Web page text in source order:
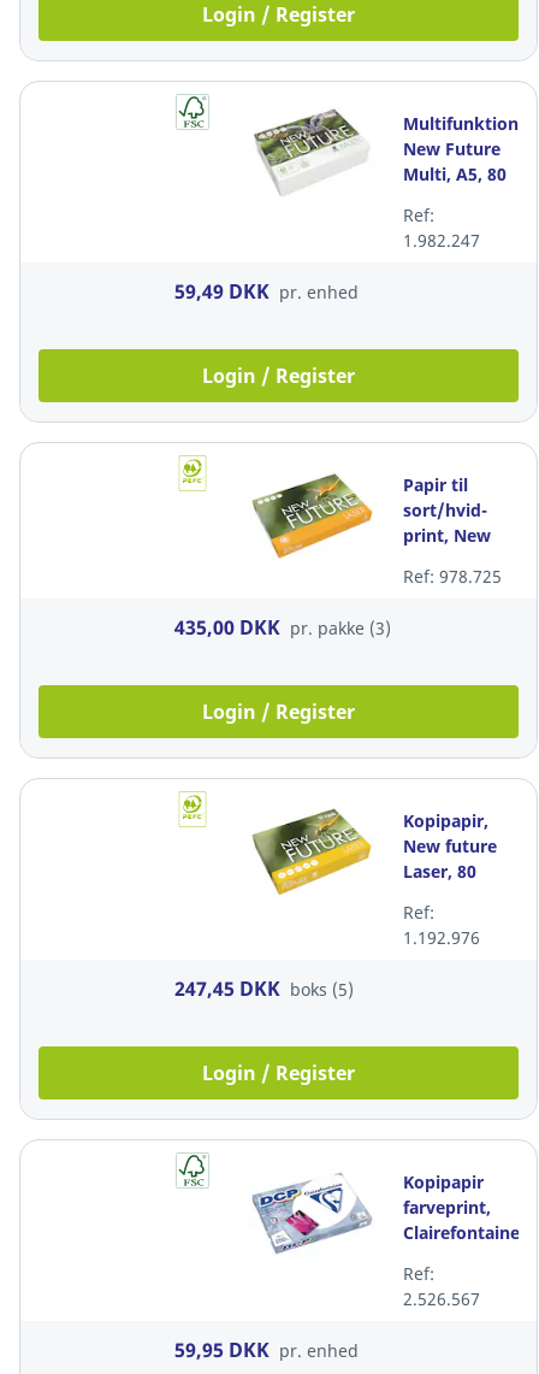
Login / Register
New Future
Multi, A5, 80
500 ark
Ref:
1.982.247
59,49 DKK pr. enhed
Login / Register
Papir til
sort/hvid-
print, New
Lasertech,
Ref: 978.725
435,00 DKK pr. pakke (3)
Login / Register
Kopipapir,
New future
Laser, 80
huller, hvid,
A4, pakke a 5
Ref:
1.192.976
247,45 DKK boks (5)
Login / Register
Kopipapir
farveprint,
Clairefontaine
g/m2, A4,
pakke a 125
Ref:
2.526.567
59,95 DKK pr. enhed